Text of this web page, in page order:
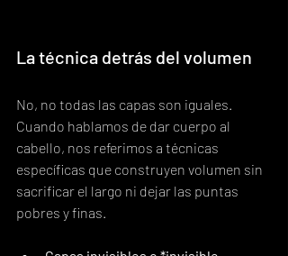
La técnica detrás del volumen
No, no todas las capas son iguales.
Cuando hablamos de dar cuerpo al
cabello, nos referimos a técnicas
específicas que construyen volumen sin
sacrificar el largo ni dejar las puntas
pobres y finas.